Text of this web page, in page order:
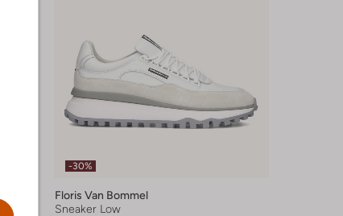
-30%
Floris Van Bommel
Sneaker Low